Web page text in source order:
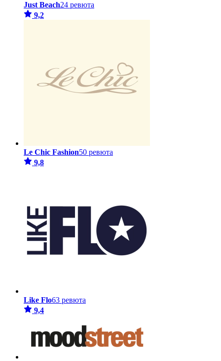
Just Beach24 ревюта
9,2
Le Chic Fashion50 ревюта
9,8
Like Flo63 ревюта
9,4